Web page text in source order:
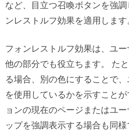
など、目立つ召喚ボタンを強
ンレストルフ効果を適用します
フォンレストルフ効果は、ユ
他の部分でも役立ちます。 た
る場合、別の色にすることで
を使用しているかを示すこと
ョンの現在のページまたはユ
ップを強調表示する場合も同様